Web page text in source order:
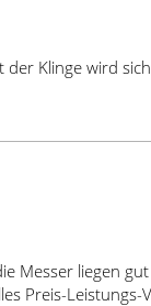
der Klinge wird
Messer liegen
Preis-Leistungs-